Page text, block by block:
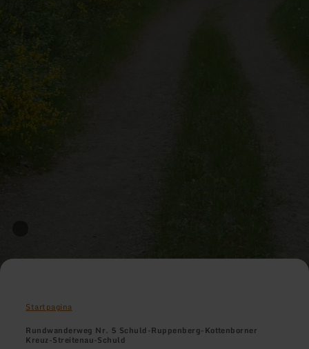
Startpagina
Rundwanderweg Nr. 5 Schuld-Ruppenberg-Kottenborner
Kreuz-Streitenau-Schuld